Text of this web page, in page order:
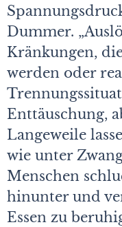
Dummer.
Kränkungen,
werden oder
Enttäuschung,
Langeweile
wie unter
Menschen
hinunter und
Essen zu